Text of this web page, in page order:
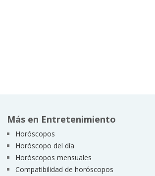
Más en Entretenimiento
Horóscopos
Horóscopo del día
Horóscopos mensuales
Compatibilidad de horóscopos